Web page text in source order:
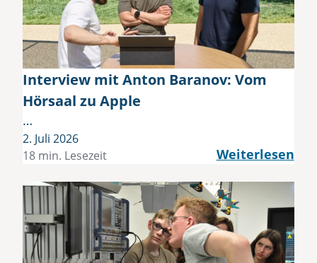
Interview mit Anton Baranov: Vom
Hörsaal zu Apple
…
2. Juli 2026
18 min. Lesezeit
Weiterlesen